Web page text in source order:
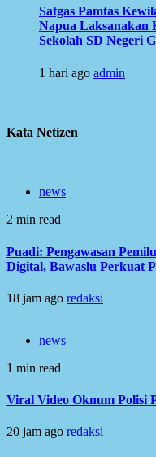
Satgas Pamtas
Napua Laksanakan
Sekolah SD Negeri
1 hari ago admin
Kata Netizen
news
2 min read
Puadi: Pengawasan
Digital, Bawaslu Perkuat
18 jam ago redaksi
news
1 min read
Viral Video Oknum Polisi
20 jam ago redaksi